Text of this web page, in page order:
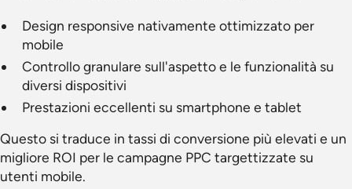
Design responsive nativamente ottimizzato per
mobile
Controllo granulare sull'aspetto e le funzionalità su
diversi dispositivi
Prestazioni eccellenti su smartphone e tablet
Questo si traduce in tassi di conversione più elevati e un
migliore ROI per le campagne PPC targettizzate su
utenti mobile.